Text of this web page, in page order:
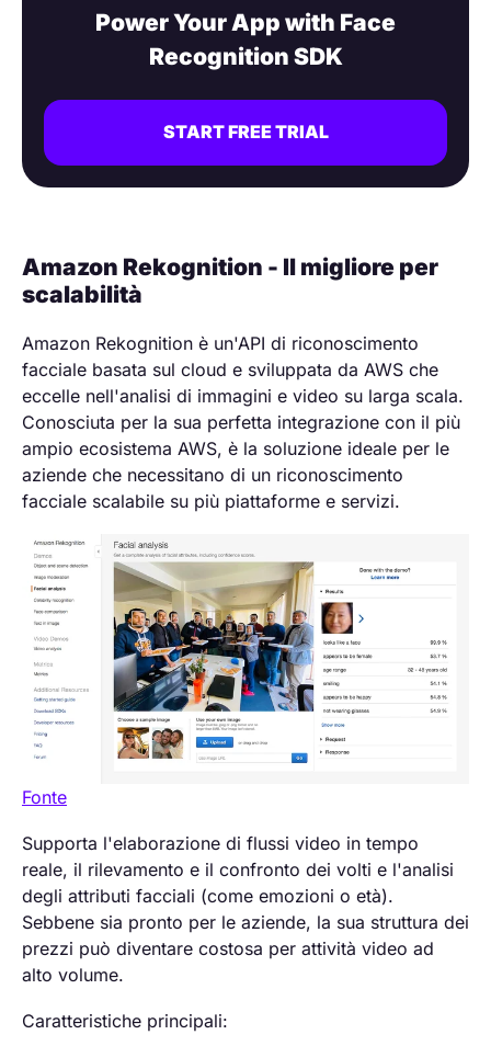
Power Your App with Face
Recognition SDK
START FREE TRIAL
Amazon Rekognition - Il migliore per
scalabilità
Amazon Rekognition è un'API di riconoscimento
facciale basata sul cloud e sviluppata da AWS che
eccelle nell'analisi di immagini e video su larga scala.
Conosciuta per la sua perfetta integrazione con il più
ampio ecosistema AWS, è la soluzione ideale per le
aziende che necessitano di un riconoscimento
facciale scalabile su più piattaforme e servizi.
Fonte
Supporta l'elaborazione di flussi video in tempo
reale, il rilevamento e il confronto dei volti e l'analisi
degli attributi facciali (come emozioni o età).
Sebbene sia pronto per le aziende, la sua struttura dei
prezzi può diventare costosa per attività video ad
alto volume.
Caratteristiche principali: